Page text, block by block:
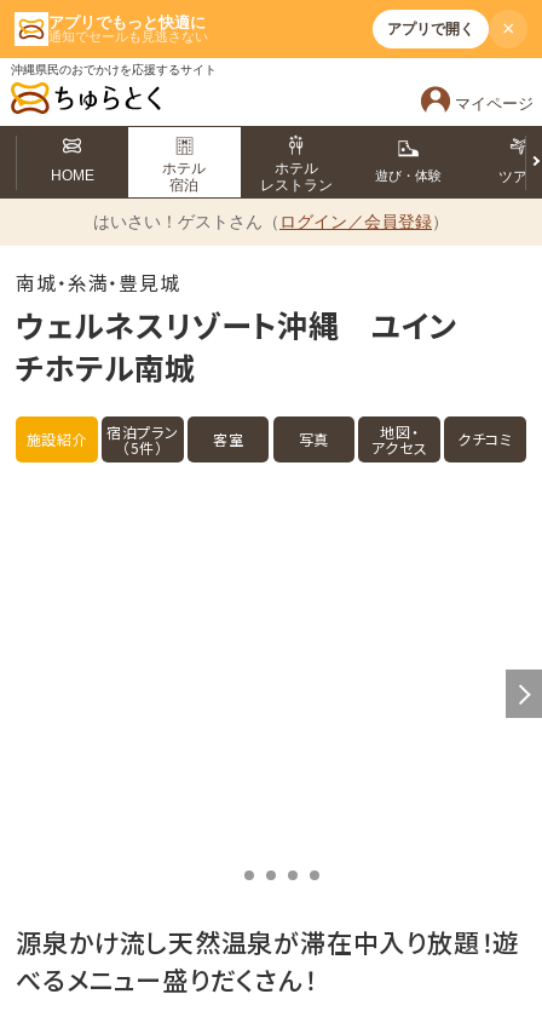
アプリでもっと快適に
通知でセールも見逃さない アプリで開く ×
沖縄県民のおでかけを応援するサイト
マイページ
HOME
ホテル
宿泊
ホテル
レストラン
遊び・体験 ツアー
はいさい！ ゲストさん（ ログイン／会員登録）
南城・糸満・豊見城
ウェルネスリゾート沖縄 ユイン
チホテル南城
施設紹介 宿泊プラン
（5件） 客室 写真 地図・
アクセス クチコミ
源泉かけ流し天然温泉が滞在中入り放題！遊
べるメニュー盛りだくさん！